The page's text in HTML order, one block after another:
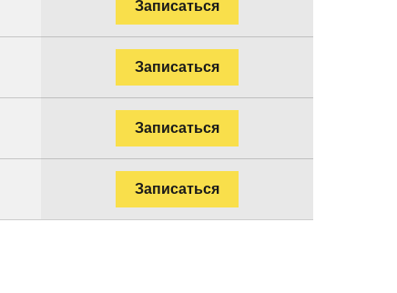
Записаться
Записаться
Записаться
Записаться